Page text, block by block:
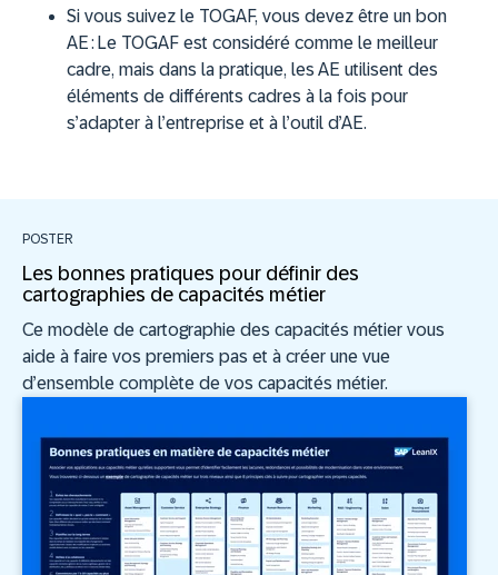
Si vous suivez le TOGAF, vous devez être un bon
AE : Le TOGAF est considéré comme le meilleur
cadre, mais dans la pratique, les AE utilisent des
éléments de différents cadres à la fois pour
s’adapter à l’entreprise et à l’outil d’AE.
POSTER
Les bonnes pratiques pour définir des
cartographies de capacités métier
Ce modèle de cartographie des capacités métier vous
aide à faire vos premiers pas et à créer une vue
d’ensemble complète de vos capacités métier.